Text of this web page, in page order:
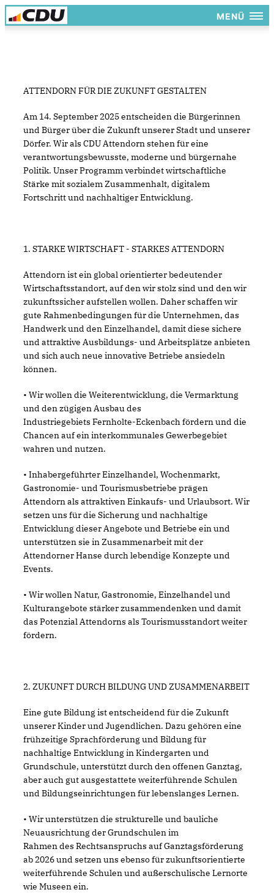
MENÜ
ATTENDORN FÜR DIE ZUKUNFT GESTALTEN
Am 14. September 2025 entscheiden die Bürgerinnen
und Bürger über die Zukunft unserer Stadt und unserer
Dörfer. Wir als CDU Attendorn stehen für eine
verantwortungsbewusste, moderne und bürgernahe
Politik. Unser Programm verbindet wirtschaftliche
Stärke mit sozialem Zusammenhalt, digitalem
Fortschritt und nachhaltiger Entwicklung.
1. STARKE WIRTSCHAFT - STARKES ATTENDORN
Attendorn ist ein global orientierter bedeutender
Wirtschaftsstandort, auf den wir stolz sind und den wir
zukunftssicher aufstellen wollen. Daher schaffen wir
gute Rahmenbedingungen für die Unternehmen, das
Handwerk und den Einzelhandel, damit diese sichere
und attraktive Ausbildungs- und Arbeitsplätze anbieten
und sich auch neue innovative Betriebe ansiedeln
können.
• Wir wollen die Weiterentwicklung, die Vermarktung
und den zügigen Ausbau des
Industriegebiets Fernholte-Eckenbach fördern und die
Chancen auf ein interkommunales Gewerbegebiet
wahren und nutzen.
• Inhabergeführter Einzelhandel, Wochenmarkt,
Gastronomie- und Tourismusbetriebe prägen
Attendorn als attraktiven Einkaufs- und Urlaubsort. Wir
setzen uns für die Sicherung und nachhaltige
Entwicklung dieser Angebote und Betriebe ein und
unterstützen sie in Zusammenarbeit mit der
Attendorner Hanse durch lebendige Konzepte und
Events.
• Wir wollen Natur, Gastronomie, Einzelhandel und
Kulturangebote stärker zusammendenken und damit
das Potenzial Attendorns als Tourismusstandort weiter
fördern.
2. ZUKUNFT DURCH BILDUNG UND ZUSAMMENARBEIT
Eine gute Bildung ist entscheidend für die Zukunft
unserer Kinder und Jugendlichen. Dazu gehören eine
frühzeitige Sprachförderung und Bildung für
nachhaltige Entwicklung in Kindergarten und
Grundschule, unterstützt durch den offenen Ganztag,
aber auch gut ausgestattete weiterführende Schulen
und Bildungseinrichtungen für lebenslanges Lernen.
• Wir unterstützen die strukturelle und bauliche
Neuausrichtung der Grundschulen im
Rahmen des Rechtsanspruchs auf Ganztagsförderung
ab 2026 und setzen uns ebenso für zukunftsorientierte
weiterführende Schulen und außerschulische Lernorte
wie Museen ein.